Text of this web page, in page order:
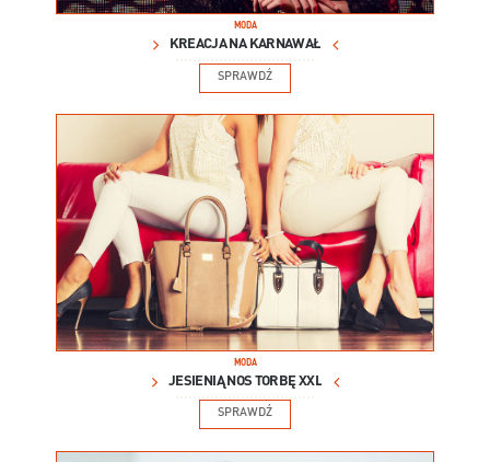
MODA
KREACJA NA KARNAWAŁ
SPRAWDŹ
MODA
JESIENIĄ NOŚ TORBĘ XXL
SPRAWDŹ